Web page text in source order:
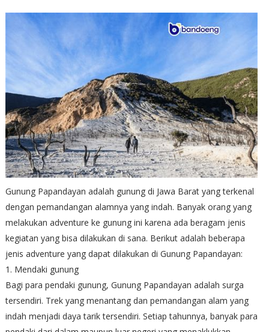
Gunung Papandayan adalah gunung di Jawa Barat yang terkenal
dengan pemandangan alamnya yang indah. Banyak orang yang
melakukan adventure ke gunung ini karena ada beragam jenis
kegiatan yang bisa dilakukan di sana. Berikut adalah beberapa
jenis adventure yang dapat dilakukan di Gunung Papandayan:
1. Mendaki gunung
Bagi para pendaki gunung, Gunung Papandayan adalah surga
tersendiri. Trek yang menantang dan pemandangan alam yang
indah menjadi daya tarik tersendiri. Setiap tahunnya, banyak para